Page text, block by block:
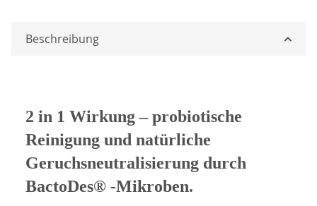
Beschreibung
2 in 1 Wirkung – probiotische
Reinigung und natürliche
Geruchsneutralisierung durch
BactoDes® -Mikroben.